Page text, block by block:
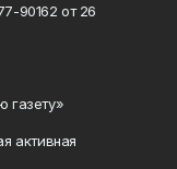
90162 от 26
газету»
активная